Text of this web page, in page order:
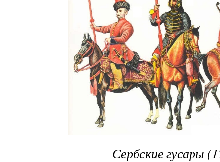
Сербские гусары